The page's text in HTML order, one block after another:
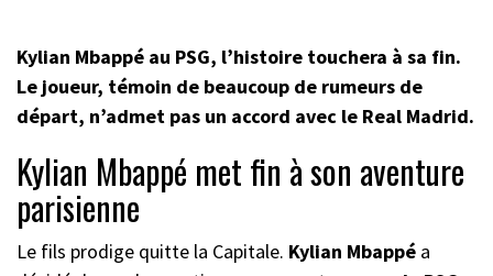
Kylian Mbappé au PSG, l’histoire touchera à sa fin.
Le joueur, témoin de beaucoup de rumeurs de
départ, n’admet pas un accord avec le Real Madrid.
Kylian Mbappé met fin à son aventure
parisienne
Le fils prodige quitte la Capitale. Kylian Mbappé a